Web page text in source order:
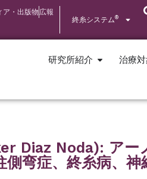
ア・出版物 広報
終糸システム®
研究所紹介 治療
Diaz Noda): アー
側弯症、終糸病、神